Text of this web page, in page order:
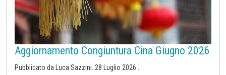
Aggiornamento Congiuntura Cina Giugno 2026
Pubblicato da Luca Sazzini 28 Luglio 2026